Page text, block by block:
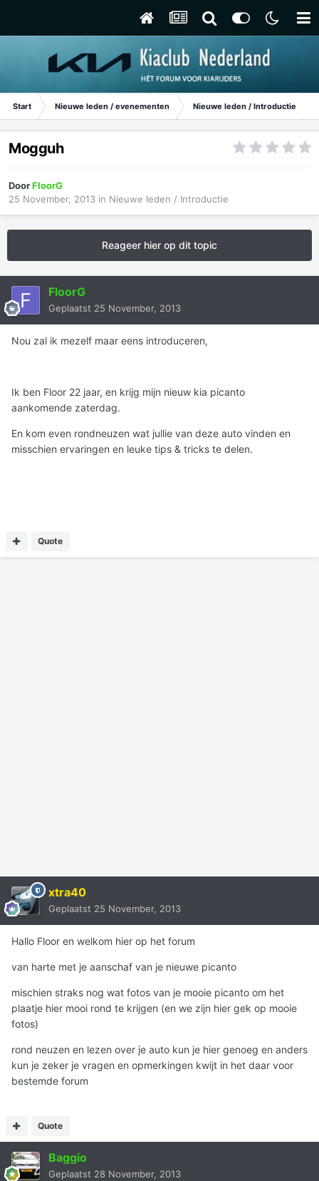
Start Nieuwe leden / evenementen Nieuwe leden / Introductie
Mogguh
DoorFloorG
25 November, 2013 in Nieuwe leden / Introductie
Reageer hier op dit topic
FloorG
Geplaatst 25 November, 2013
Nou zal ik mezelf maar eens introduceren,
Ik ben Floor 22 jaar, en krijg mijn nieuw kia picanto
aankomende zaterdag.
En kom even rondneuzen wat jullie van deze auto vinden en
misschien ervaringen en leuke tips & tricks te delen.
Quote
xtra40
Geplaatst 25 November, 2013
Hallo Floor en welkom hier op het forum
van harte met je aanschaf van je nieuwe picanto
mischien straks nog wat fotos van je mooie picanto om het
plaatje hier mooi rond te krijgen (en we zijn hier gek op mooie
fotos)
rond neuzen en lezen over je auto kun je hier genoeg en anders
kun je zeker je vragen en opmerkingen kwijt in het daar voor
bestemde forum
Quote
Baggio
Geplaatst 28 November, 2013